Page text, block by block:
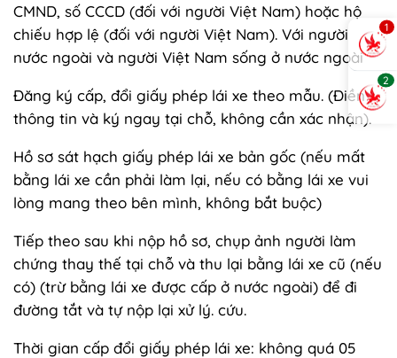
CMND, số CCCD (đối với người Việt Nam) hoặc hộ
chiếu hợp lệ (đối với người Việt Nam). Với người
nước ngoài và người Việt Nam sống ở nước ngoài
Đăng ký cấp, đổi giấy phép lái xe theo mẫu. (Điền
thông tin và ký ngay tại chỗ, không cần xác nhận).
Hồ sơ sát hạch giấy phép lái xe bản gốc (nếu mất
bằng lái xe cần phải làm lại, nếu có bằng lái xe vui
lòng mang theo bên mình, không bắt buộc)
Tiếp theo sau khi nộp hồ sơ, chụp ảnh người làm
chứng thay thế tại chỗ và thu lại bằng lái xe cũ (nếu
có) (trừ bằng lái xe được cấp ở nước ngoài) để đi
đường tắt và tự nộp lại xử lý. cứu.
Thời gian cấp đổi giấy phép lái xe: không quá 05
1
2